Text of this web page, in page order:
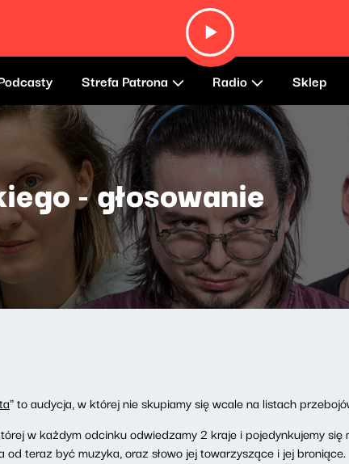
Strefa Patrona Radio Sklep
- głosowanie
" to audycja, w której nie skupiamy się wcale na listach
w każdym odcinku odwiedzamy 2 kraje i pojedynkujemy się
teraz być muzyka, oraz słowo jej towarzyszące i jej broniące.